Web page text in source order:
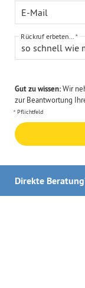
E-Mail
so schnell wie
Rückruf erbeten...
Gut zu wissen:Wir
zur Beantwortung
Pflichtfeld
Direkte